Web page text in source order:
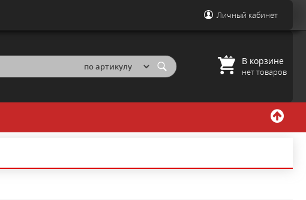
Личный кабинет
В корзине
нет товаров